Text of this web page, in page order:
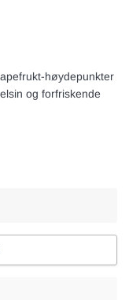
høydepunkter
og forfriskende